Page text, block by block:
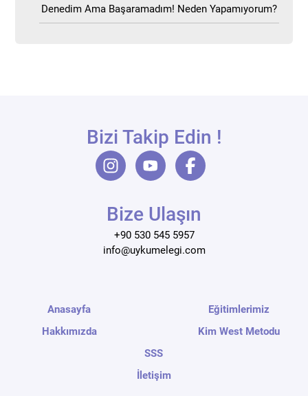
Denedim Ama Başaramadım! Neden Yapamıyorum?
Bizi Takip Edin !
Bize Ulaşın
+90 530 545 5957
info@uykumelegi.com
Anasayfa
Hakkımızda
Eğitimlerimiz
Kim West Metodu
SSS
İletişim